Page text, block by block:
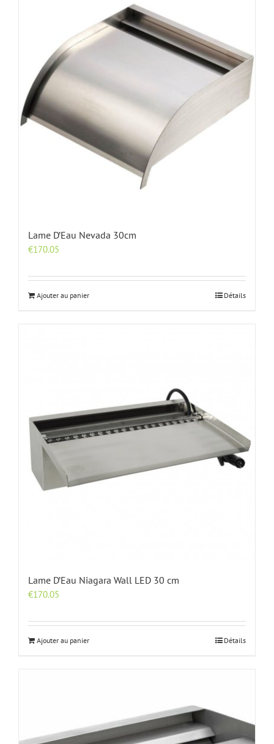
Lame D’Eau Nevada 30cm
€170.05
Ajouter au panier Détails
Lame D’Eau Niagara Wall LED 30 cm
€170.05
Ajouter au panier Détails